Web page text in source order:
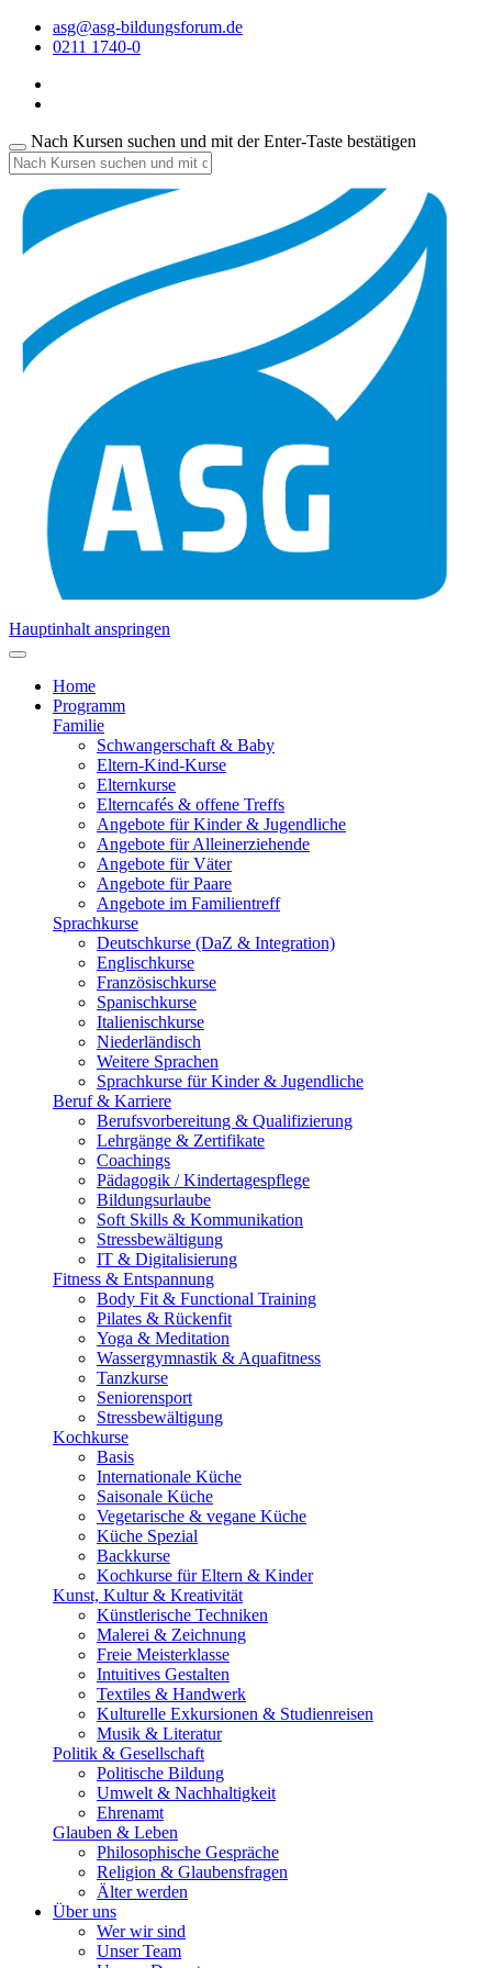
asg@asg-bildungsforum.de
0211 1740-0
Nach Kursen suchen und mit der Enter-Taste bestätigen
Hauptinhalt anspringen
Home
Programm
Familie
Schwangerschaft & Baby
Eltern-Kind-Kurse
Elternkurse
Elterncafés & offene Treffs
Angebote für Kinder & Jugendliche
Angebote für Alleinerziehende
Angebote für Väter
Angebote für Paare
Angebote im Familientreff
Sprachkurse
Deutschkurse (DaZ & Integration)
Englischkurse
Französischkurse
Spanischkurse
Italienischkurse
Niederländisch
Weitere Sprachen
Sprachkurse für Kinder & Jugendliche
Beruf & Karriere
Berufsvorbereitung & Qualifizierung
Lehrgänge & Zertifikate
Coachings
Pädagogik / Kindertagespflege
Bildungsurlaube
Soft Skills & Kommunikation
Stressbewältigung
IT & Digitalisierung
Fitness & Entspannung
Body Fit & Functional Training
Pilates & Rückenfit
Yoga & Meditation
Wassergymnastik & Aquafitness
Tanzkurse
Seniorensport
Stressbewältigung
Kochkurse
Basis
Internationale Küche
Saisonale Küche
Vegetarische & vegane Küche
Küche Spezial
Backkurse
Kochkurse für Eltern & Kinder
Kunst, Kultur & Kreativität
Künstlerische Techniken
Malerei & Zeichnung
Freie Meisterklasse
Intuitives Gestalten
Textiles & Handwerk
Kulturelle Exkursionen & Studienreisen
Musik & Literatur
Politik & Gesellschaft
Politische Bildung
Umwelt & Nachhaltigkeit
Ehrenamt
Glauben & Leben
Philosophische Gespräche
Religion & Glaubensfragen
Älter werden
Über uns
Wer wir sind
Unser Team